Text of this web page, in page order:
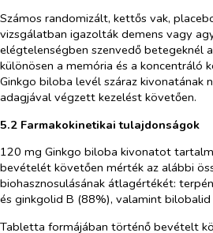
Számos randomizált, kettős vak,
vizsgálatban igazolták demens vagy
elégtelenségben szenvedő betegeknél
különösen a memória és a koncentráló
Ginkgo biloba levél száraz kivonatának
adagjával végzett kezelést követően.
5.2 Farmakokinetikai tulajdonságok
120 mg Ginkgo biloba kivonatot
bevételét követően mérték az alábbi
biohasznosulásának átlagértékét:
és ginkgolid B (88%), valamint bilobalid
Tabletta formájában történő bevételt